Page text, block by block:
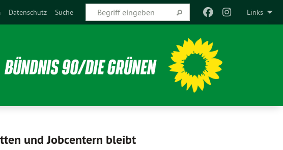
Links
Datenschutz Suche
und Jobcentern bleibt